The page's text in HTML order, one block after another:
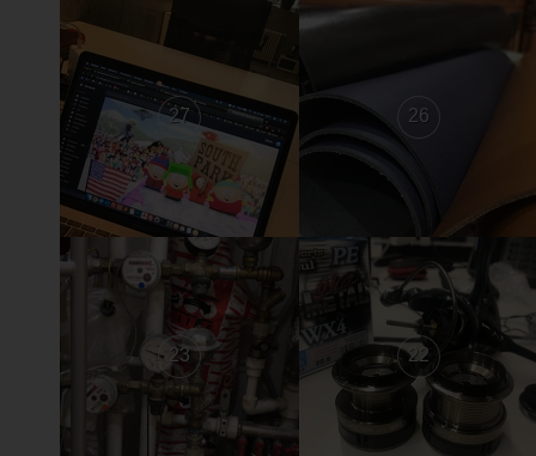
27 26
23 22